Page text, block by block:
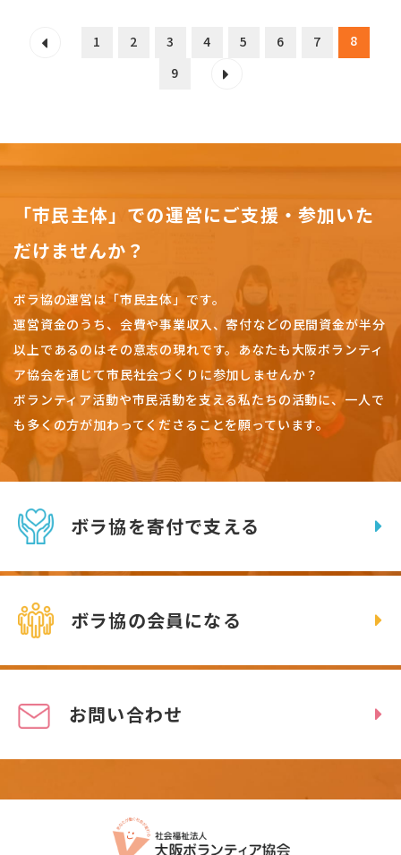
1 2 3 4 5 6 7
8
9
「市民主体」での運営にご支援・参加いた
だけませんか？
ボラ協の運営は「市民主体」です。
運営資金のうち、会費や事業収入、寄付などの民間資金が半分
以上であるのはその意志の現れです。 あなたも大阪ボランティ
ア協会を通じて市民社会づくりに参加しませんか？
ボランティア活動や市民活動を支える私たちの活動に、一人で
も多くの方が加わってくださることを願っています。
ボラ協を寄付で支える
ボラ協の会員になる
お問い合わせ